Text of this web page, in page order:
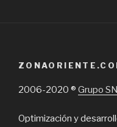
2006-2020 ® Grupo
Optimización y